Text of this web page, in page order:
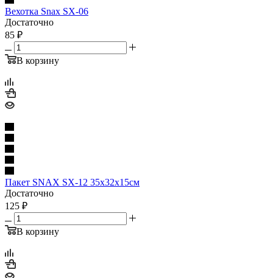
Вехотка Snax SX-06
Достаточно
85 ₽
В корзину
Пакет SNAX SX-12 35х32х15см
Достаточно
125 ₽
В корзину